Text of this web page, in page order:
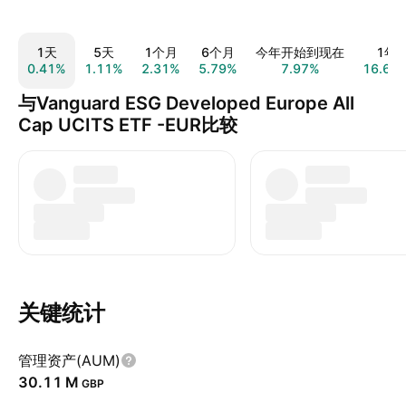
1天
0.41%
5天
1.11%
1个月
2.31%
6个月
5.79%
今年开始到现在
7.97%
1年
与Vanguard ESG Developed Europe All
Cap UCITS ETF -EUR比较
关键统计
管理资产(AUM)
‪30.11 M‬ GBP